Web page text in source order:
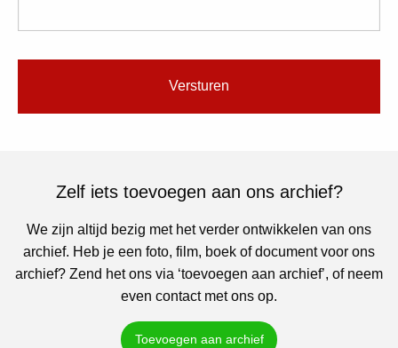
Zelf iets toevoegen aan ons archief?
We zijn altijd bezig met het verder ontwikkelen van ons
archief. Heb je een foto, film, boek of document voor ons
archief? Zend het ons via ‘toevoegen aan archief’, of neem
even contact met ons op.
Toevoegen aan archief